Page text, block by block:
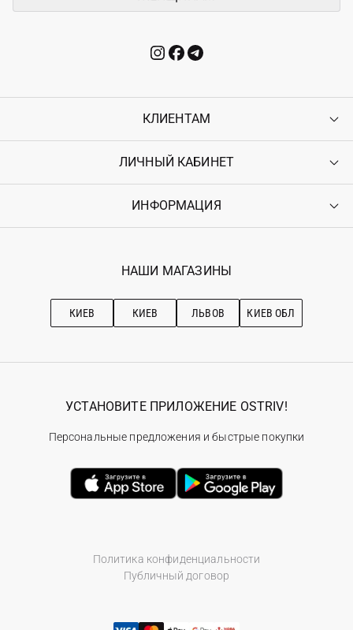
КЛИЕНТАМ
Контакты
Возврат
Гарантия
ЛИЧНЫЙ КАБИНЕТ
Войти
Ostriv Club+
ИНФОРМАЦИЯ
Наши магазини
Рекомендации по уходу
НАШИ МАГАЗИНЫ
КИЕВ КИЕВ ЛЬВОВ КИЕВ ОБЛ
Политика конфиденциальности
Публичный договор
УСТАНОВИТЕ ПРИЛОЖЕНИЕ OSTRIV!
Персональные предложения и быстрые покупки